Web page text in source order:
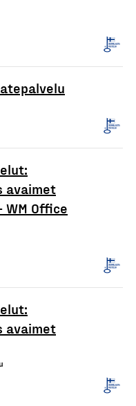
avaimet
Office
avaimet